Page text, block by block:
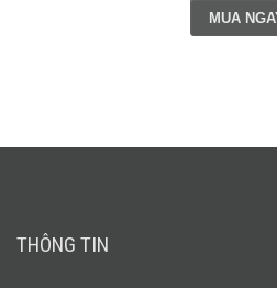
MUA
THÔNG TIN